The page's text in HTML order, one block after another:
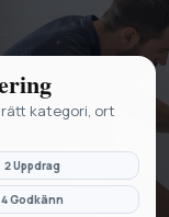
kategori, ort
2 Uppdrag
4 Godkänn